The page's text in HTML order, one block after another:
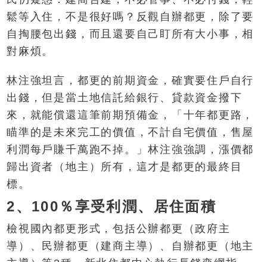
鬆等入住，不是很好嗎？反觀自辦都更，除了要
自掏腰包出錢，而且還要自己盯所有大小事，相
對麻煩。
林注強坦言，都更的前期資金，確實要住戶自行
出錢，但是當土地信託給銀行、貸款資金撥下
來，就能償還這筆前期預備金，「十年都更路，
瞄準的是未來完工的價值，不計自宅價值，售屋
利潤每戶賺千萬跑不掉。」林注強強調，漲價都
歸出資者（地主）所有，這才是都更的最終目
標。
2、100％享受利潤、居住面積
檢視國內都更形式，包括公辦都更（政府主
導）、民辦都更（建商主導）、自辦都更（地主